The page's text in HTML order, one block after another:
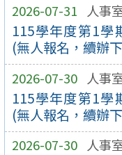
2026-07-31 人事
115學年度第1學
(無人報名，續辦
2026-07-30 人事
115學年度第1學
(無人報名，續辦
2026-07-30 人事